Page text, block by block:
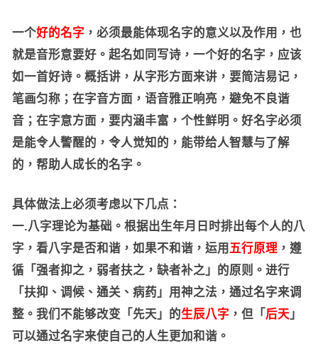
一个好的名字 ，必须最能体现名字的意义以及作用，也
就是音形意要好。起名如同写诗，一个好的名字，应该
如一首好诗。概括讲，从字形方面来讲，要简洁易记，
笔画匀称；在字音方面，语音雅正响亮，避免不良谐
音；在字意方面，要内涵丰富，个性鲜明。好名字必须
是能令人警醒的，令人觉知的，能带给人智慧与了解
的，帮助人成长的名字。
具体做法上必须考虑以下几点：
一.八字理论为基础。根据出生年月日时排出每个人的八
字，看八字是否和谐，如果不和谐，运用 五行原理 ，遵
循「强者抑之，弱者扶之，缺者补之」的原则。进行
「扶抑、调候、通关、病药」用神之法，通过名字来调
整。我们不能够改变「先天」的生辰八字 ，但「 后天」
可以通过名字来使自己的人生更加和谐。